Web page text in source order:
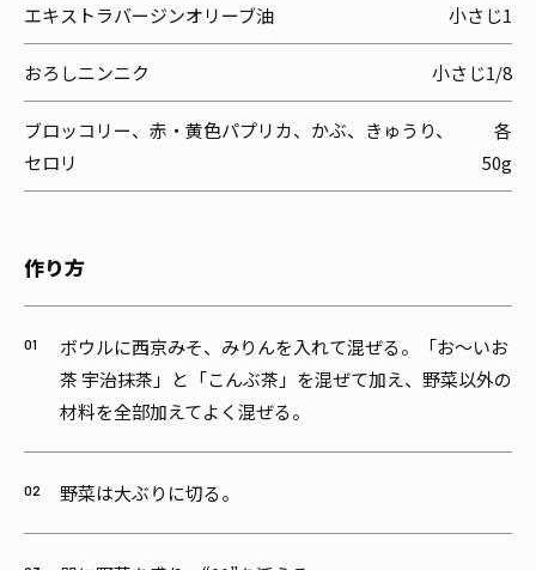
エキストラバージンオリーブ油 小さじ1
おろしニンニク 小さじ1/8
ブロッコリー、赤・黄色パプリカ、かぶ、きゅうり、
セロリ
各
50g
作り方
ボウルに西京みそ、みりんを入れて混ぜる。「お～いお
茶 宇治抹茶」と「こんぶ茶」を混ぜて加え、野菜以外の
材料を全部加えてよく混ぜる。
野菜は大ぶりに切る。